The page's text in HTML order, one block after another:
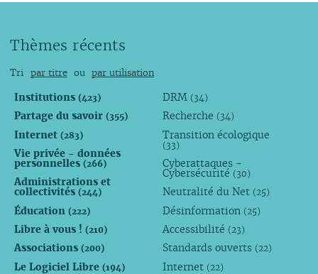
Thèmes récents
Tri par titre ou par utilisation
Institutions (423)
Partage du savoir (355)
Internet (283)
Vie privée - données
personnelles (266)
Administrations et
collectivités (244)
Éducation (222)
Libre à vous ! (210)
Associations (200)
Le Logiciel Libre (194)
DRM (34)
Recherche (34)
Transition écologique
(33)
Cyberattaques -
Cybersécurité (30)
Neutralité du Net (25)
Désinformation (25)
Accessibilité (23)
Standards ouverts (22)
Internet (22)